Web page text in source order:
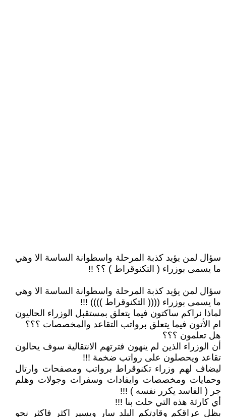
سؤال لمن يؤيد كذبة المرحلة واسطوانة الساسة الا وهي
ما يسمى بوزراء ( التكنوقراط ) ؟؟ !!
سؤال لمن يؤيد كذبة المرحلة واسطوانة الساسة الا وهي
ما يسمى بوزراء (((( التكنوقراط )))) !!!
لماذا نراكم ساكتون فيما يتعلق بمستقبل الوزراء الحاليون
ام الأتون فيما يتعلق برواتب التقاعد والمخصصات ؟؟؟
هل تعلمون ؟؟؟
أن الوزراء الذين لم ينهون فترتهم الانتقالية سوف يحالون
تقاعد ويحصلون على رواتب ضخمة !!!
ليضاف لهم وزراء تكنوقراط برواتب ومصفحات وارتال
وحمايات ومخصصات وايفادات وسفرات وجولات وهلم
جر ( الفاسد يكرر نفسه ) !!!
أي كارثة هذه التي حلت بنا !!!
بظل عراقكم وقادتكم البلد سار ويسير اكثر فاكثر نحو